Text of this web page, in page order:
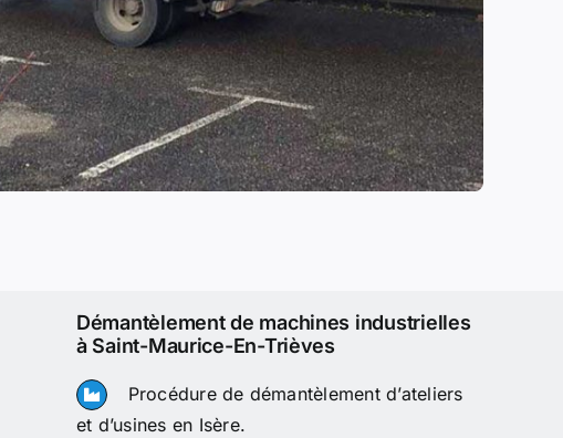
Démantèlement de machines industrielles
à Saint-Maurice-En-Trièves
Procédure de démantèlement d’ateliers
et d’usines en Isère.